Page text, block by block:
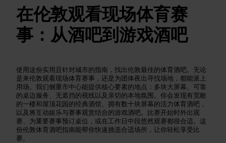
在伦敦观看现场体育赛
事：从酒吧到游戏酒吧
使用这份实用且针对城市的指南，找出伦敦最佳的体育酒吧。无论
是来伦敦观看现场体育赛事，还是为团体夜出寻找场地，都能派上
用场。我们侧重市中心能提供核心要素的地点：多块大屏幕、可靠
的桌边服务、无遮挡的视线以及亲切的本地氛围。你会发现有宽敞
的一楼和屋顶花园的经典酒馆、拥有数十块屏幕的活力体育酒吧，
以及将互动娱乐与赛事观赏结合的游戏酒吧。比赛开始时外出观
赛、为重要赛事预订桌位，或在工作日中段悠然观赛都很合适。这
份伦敦体育酒吧指南能帮你快速挑选合适场所，让你轻松享受比
赛。